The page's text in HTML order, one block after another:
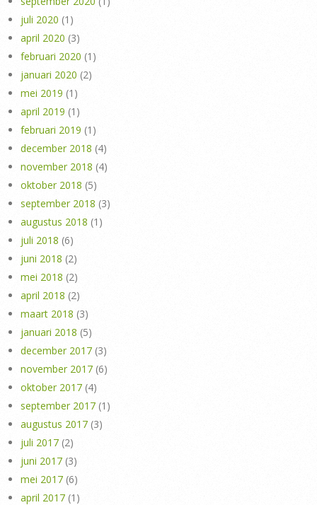
juli 2020 (1)
april 2020 (3)
februari 2020 (1)
januari 2020 (2)
mei 2019 (1)
april 2019 (1)
februari 2019 (1)
december 2018 (4)
november 2018 (4)
oktober 2018 (5)
september 2018 (3)
augustus 2018 (1)
juli 2018 (6)
juni 2018 (2)
mei 2018 (2)
april 2018 (2)
maart 2018 (3)
januari 2018 (5)
december 2017 (3)
november 2017 (6)
oktober 2017 (4)
september 2017 (1)
augustus 2017 (3)
juli 2017 (2)
juni 2017 (3)
mei 2017 (6)
april 2017 (1)